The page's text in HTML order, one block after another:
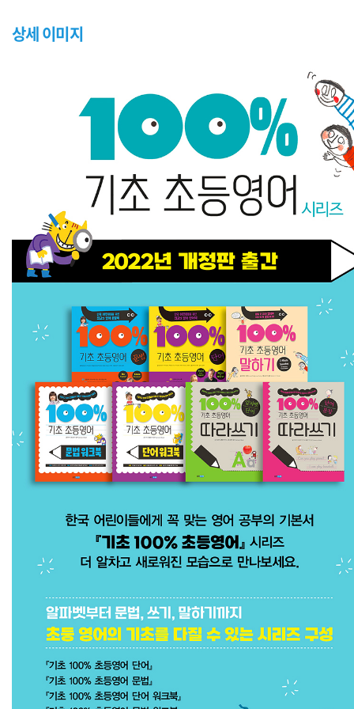
상세 이미지